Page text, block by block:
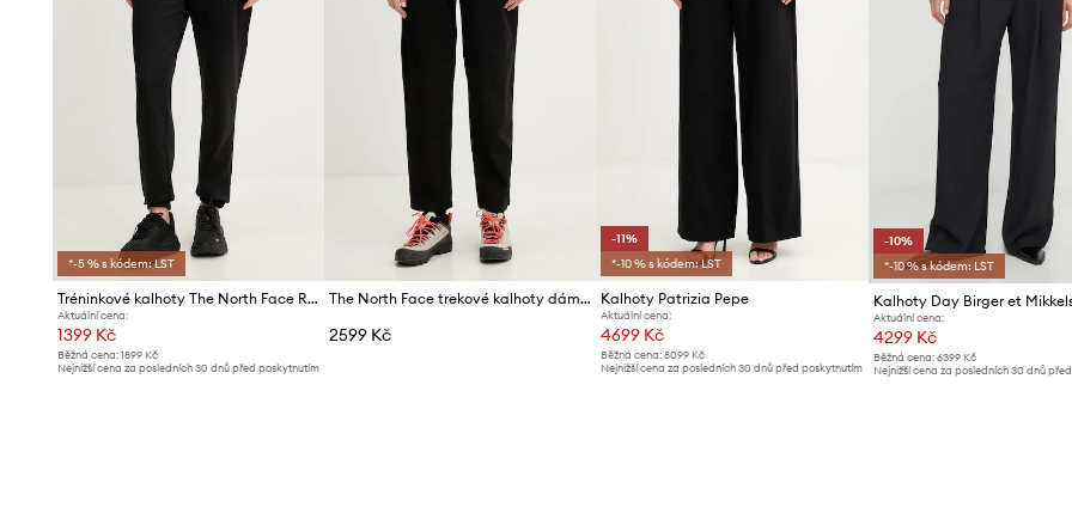
*-5 % s kódem: LST
Tréninkové kalhoty The North Face REAXION 2.0
Aktuální cena:
1399 Kč
Běžná cena: 1899 Kč
Nejnižší cena za posledních 30 dnů před poskytnutím
The North Face trekové kalhoty dámské bavlněné s elastanem BETA UTILITY BELTED
2599 Kč
-11%
*-10 % s kódem: LST
Kalhoty Patrizia Pepe
Aktuální cena:
4699 Kč
Běžná cena: 8099 Kč
Nejnižší cena za posledních 30 dnů před poskytnutím
-10%
*-10 % s kódem: LST
Kalhoty Day Birger et
Aktuální cena:
4299 Kč
Běžná cena: 6399 Kč
Nejnižší cena za posledních 30 dnů